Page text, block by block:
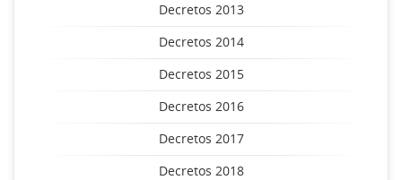
Decretos 2013
Decretos 2014
Decretos 2015
Decretos 2016
Decretos 2017
Decretos 2018